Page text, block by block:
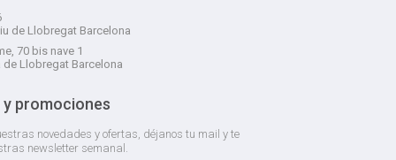
de Llobregat Barcelona
70 bis nave 1
de Llobregat Barcelona
y promociones
novedades y ofertas, déjanos tu mail y te
newsletter semanal.